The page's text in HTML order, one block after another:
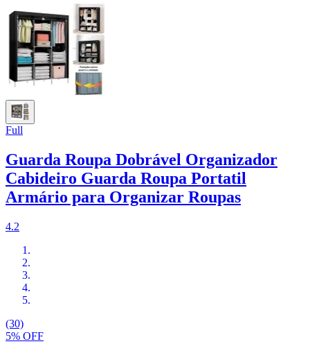
Full
Guarda Roupa Dobrável Organizador
Cabideiro Guarda Roupa Portatil
Armário para Organizar Roupas
4.2
(30)
5% OFF